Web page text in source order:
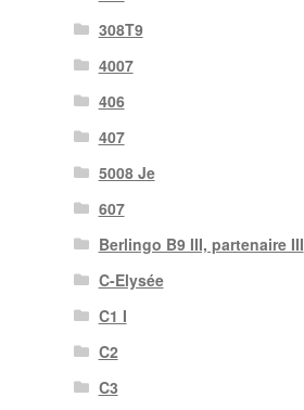
308T9
4007
406
407
5008 Je
607
Berlingo B9 III, partenaire III
C-Elysée
C1 I
C2
C3